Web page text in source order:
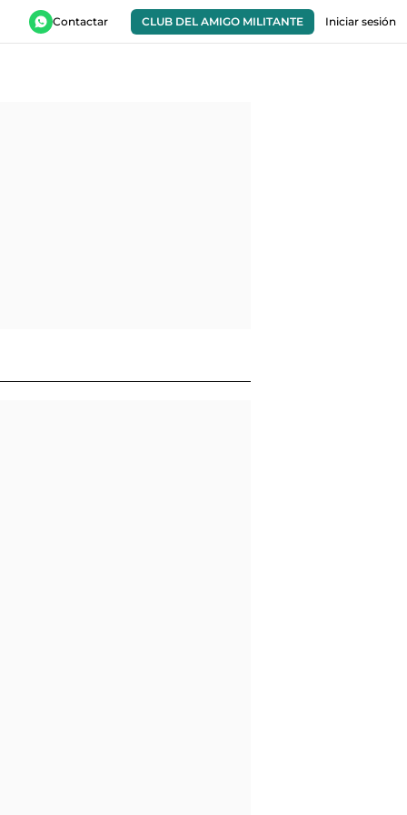
Contactar CLUB DEL AMIGO MILITANTE Iniciar sesión